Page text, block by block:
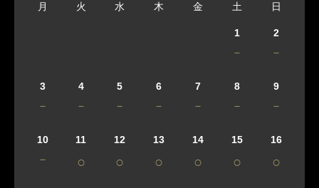
月 火 水 木 金 土 日
1
－
2
－
3
－
4
－
5
－
6
－
7
－
8
－
9
－
10
－
11
○
12
○
13
○
14
○
15
○
16
○